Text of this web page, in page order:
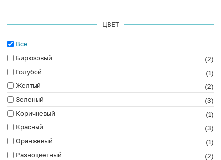
ЦВЕТ
Все
Бирюзовый
(2)
Голубой
(1)
Желтый
(2)
Зеленый
(3)
Коричневый
(1)
Красный
(3)
Оранжевый
(1)
Разноцветный
(2)